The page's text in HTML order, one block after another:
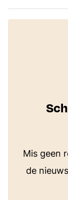
Mis geen
de